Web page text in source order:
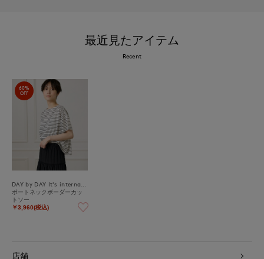
最近見たアイテム
Recent
60%
OFF
ボートネックボーダーカッ
トソー
￥3,960(税込)
店舗